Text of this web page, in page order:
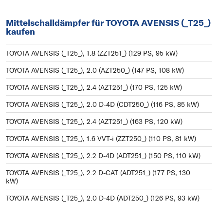
Mittelschalldämpfer für TOYOTA AVENSIS (_T25_)
kaufen
TOYOTA AVENSIS (_T25_), 1.8 (ZZT251_) (129 PS, 95 kW)
TOYOTA AVENSIS (_T25_), 2.0 (AZT250_) (147 PS, 108 kW)
TOYOTA AVENSIS (_T25_), 2.4 (AZT251_) (170 PS, 125 kW)
TOYOTA AVENSIS (_T25_), 2.0 D-4D (CDT250_) (116 PS, 85 kW)
TOYOTA AVENSIS (_T25_), 2.4 (AZT251_) (163 PS, 120 kW)
TOYOTA AVENSIS (_T25_), 1.6 VVT-i (ZZT250_) (110 PS, 81 kW)
TOYOTA AVENSIS (_T25_), 2.2 D-4D (ADT251_) (150 PS, 110 kW)
TOYOTA AVENSIS (_T25_), 2.2 D-CAT (ADT251_) (177 PS, 130
kW)
TOYOTA AVENSIS (_T25_), 2.0 D-4D (ADT250_) (126 PS, 93 kW)